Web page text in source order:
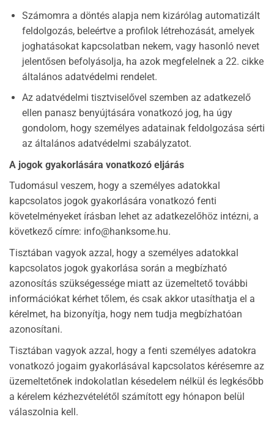
Számomra a döntés alapja nem kizárólag automatizált
feldolgozás, beleértve a profilok létrehozását, amelyek
joghatásokat kapcsolatban nekem, vagy hasonló nevet
jelentősen befolyásolja, ha azok megfelelnek a 22. cikke
általános adatvédelmi rendelet.
Az adatvédelmi tisztviselővel szemben az adatkezelő
ellen panasz benyújtására vonatkozó jog, ha úgy
gondolom, hogy személyes adatainak feldolgozása sérti
az általános adatvédelmi szabályzatot.
A jogok gyakorlására vonatkozó eljárás
Tudomásul veszem, hogy a személyes adatokkal
kapcsolatos jogok gyakorlására vonatkozó fenti
követelményeket írásban lehet az adatkezelőhöz intézni, a
következő címre: info@hanksome.hu.
Tisztában vagyok azzal, hogy a személyes adatokkal
kapcsolatos jogok gyakorlása során a megbízható
azonosítás szükségessége miatt az üzemeltető további
információkat kérhet tőlem, és csak akkor utasíthatja el a
kérelmet, ha bizonyítja, hogy nem tudja megbízhatóan
azonosítani.
Tisztában vagyok azzal, hogy a fenti személyes adatokra
vonatkozó jogaim gyakorlásával kapcsolatos kérésemre az
üzemeltetőnek indokolatlan késedelem nélkül és legkésőbb
a kérelem kézhezvételétől számított egy hónapon belül
válaszolnia kell.